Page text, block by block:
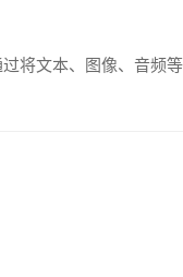
将文本、图像、音频